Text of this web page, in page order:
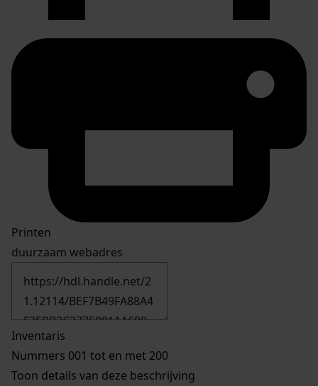
Printen
duurzaam webadres
Inventaris
Nummers 001 tot en met 200
Toon details van deze beschrijving